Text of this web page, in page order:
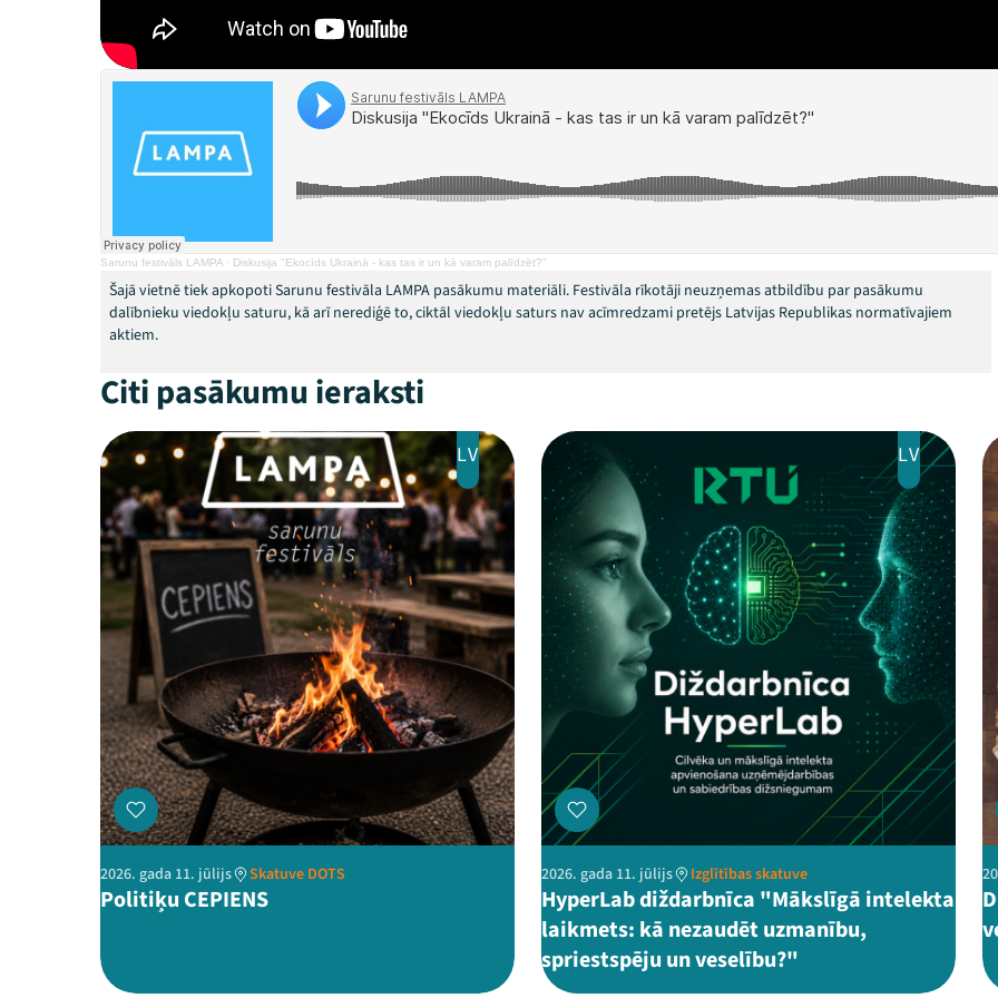
Sarunu festivāls LAMPA · Diskusija "Ekocīds Ukrainā - kas tas ir un kā varam palīdzēt?"
Šajā vietnē tiek apkopoti Sarunu festivāla LAMPA pasākumu materiāli. Festivāla rīkotāji neuzņemas atbildību par pasākumu
dalībnieku viedokļu saturu, kā arī nerediģē to, ciktāl viedokļu saturs nav acīmredzami pretējs Latvijas Republikas normatīvajiem
aktiem.
Citi pasākumu ieraksti
LV
2026. gada 11. jūlijs Skatuve DOTS
Politiķu CEPIENS
LV
2026. gada 11. jūlijs Izglītības skatuve
HyperLab diždarbnīca "Mākslīgā intelekta
laikmets: kā nezaudēt uzmanību,
spriestspēju un veselību?"